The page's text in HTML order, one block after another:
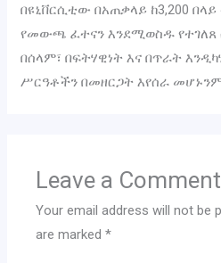
በዩኒቨርሲቲው በአጠቃላይ ከ3,200
የመውጫ ፈተናን እንደሚወስዱ የተገለጸ
በሰላም፣ በፍትሃዊነት እና በጥራት
ሥርዓቶችን በመዘርጋት እየሰራ
Leave a Comment
Your email address will not be
are marked*